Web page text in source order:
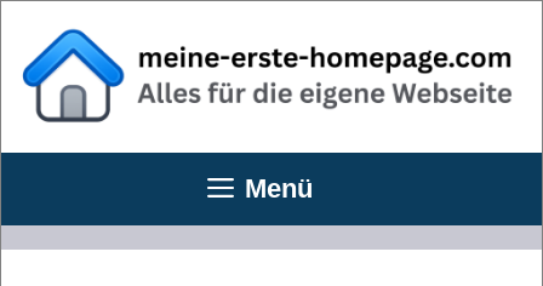
Inhalt
springen
Menü